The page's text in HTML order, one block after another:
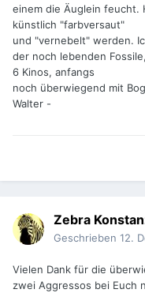
einem die Äuglein feucht.
künstlich "farbversaut"
und "vernebelt" werden.
der noch lebenden
6 Kinos, anfangs
noch überwiegend mit
Walter -
Zebra
Geschrieben 12.
Vielen Dank für die
zwei Aggressos bei Euch